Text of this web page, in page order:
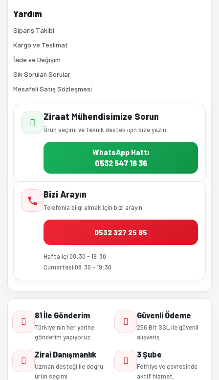
Yardım
Sipariş Takibi
Kargo ve Teslimat
İade ve Değişim
Sık Sorulan Sorular
Mesafeli Satış Sözleşmesi
Ziraat Mühendisimize Sorun
Ürün seçimi ve teknik destek için bize yazın.
WhatsApp Hattı
0532 547 16 36
Bizi Arayın
Telefonla bilgi almak için bizi arayın.
0532 327 25 85
Hafta içi 08:30 - 19:30
Cumartesi 08:30 - 19:30
81 İle Gönderim
Türkiye'nin her yerine
gönderim yapıyoruz.
Güvenli Ödeme
256 Bit SSL ile güvenli
alışveriş.
Zirai Danışmanlık
Uzman desteği ile doğru
ürün seçimi.
3 Şube
Fethiye ve çevresinde
aktif hizmet.